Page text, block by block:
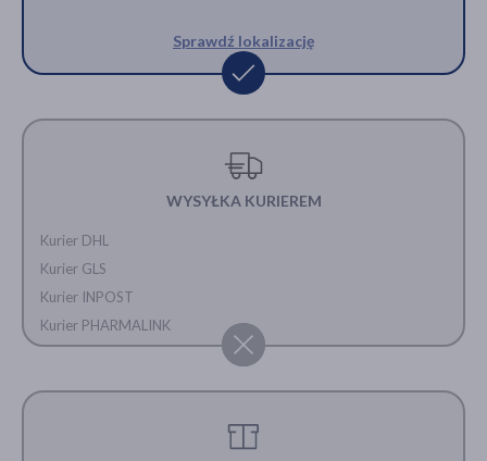
Sprawdź lokalizację
WYSYŁKA KURIEREM
Kurier DHL
Kurier GLS
Kurier INPOST
Kurier PHARMALINK